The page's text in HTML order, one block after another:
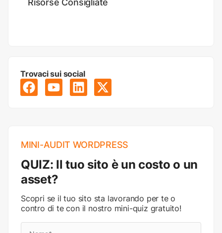
Risorse Consigliate
Trovaci sui social
MINI-AUDIT WORDPRESS
QUIZ: Il tuo sito è un costo o un
asset?
Scopri se il tuo sito sta lavorando per te o
contro di te con il nostro mini-quiz gratuito!